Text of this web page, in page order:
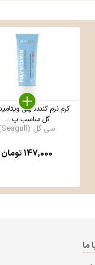
کرم نرم کننده پلی
گل مناسب پ ...
سی گل (Seagull)
147,000تومان
ما